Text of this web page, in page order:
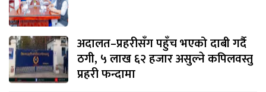
अदालत–प्रहरीसँग पहुँच भएको दाबी गर्दै
ठगी, ५ लाख ६२ हजार असुल्ने कपिलवस्तु
प्रहरी फन्दामा